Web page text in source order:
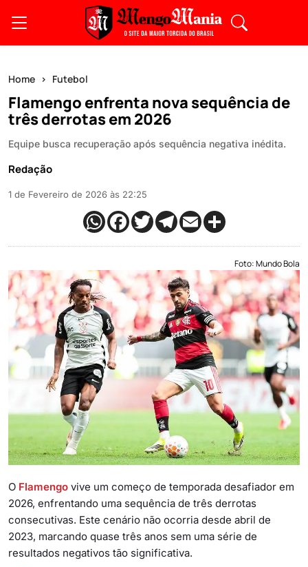
Home Futebol
Flamengo enfrenta nova sequência de
três derrotas em 2026
Equipe busca recuperação após sequência negativa inédita.
Redação
1 de Fevereiro de 2026 às 22:25
Foto: Mundo Bola
O Flamengo vive um começo de temporada desafiador em
2026, enfrentando uma sequência de três derrotas
consecutivas. Este cenário não ocorria desde abril de
2023, marcando quase três anos sem uma série de
resultados negativos tão significativa.